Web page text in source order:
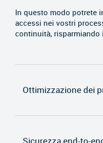
In questo modo potrete
accessi nei vostri
continuità, risparmiando
Ottimizzazione dei